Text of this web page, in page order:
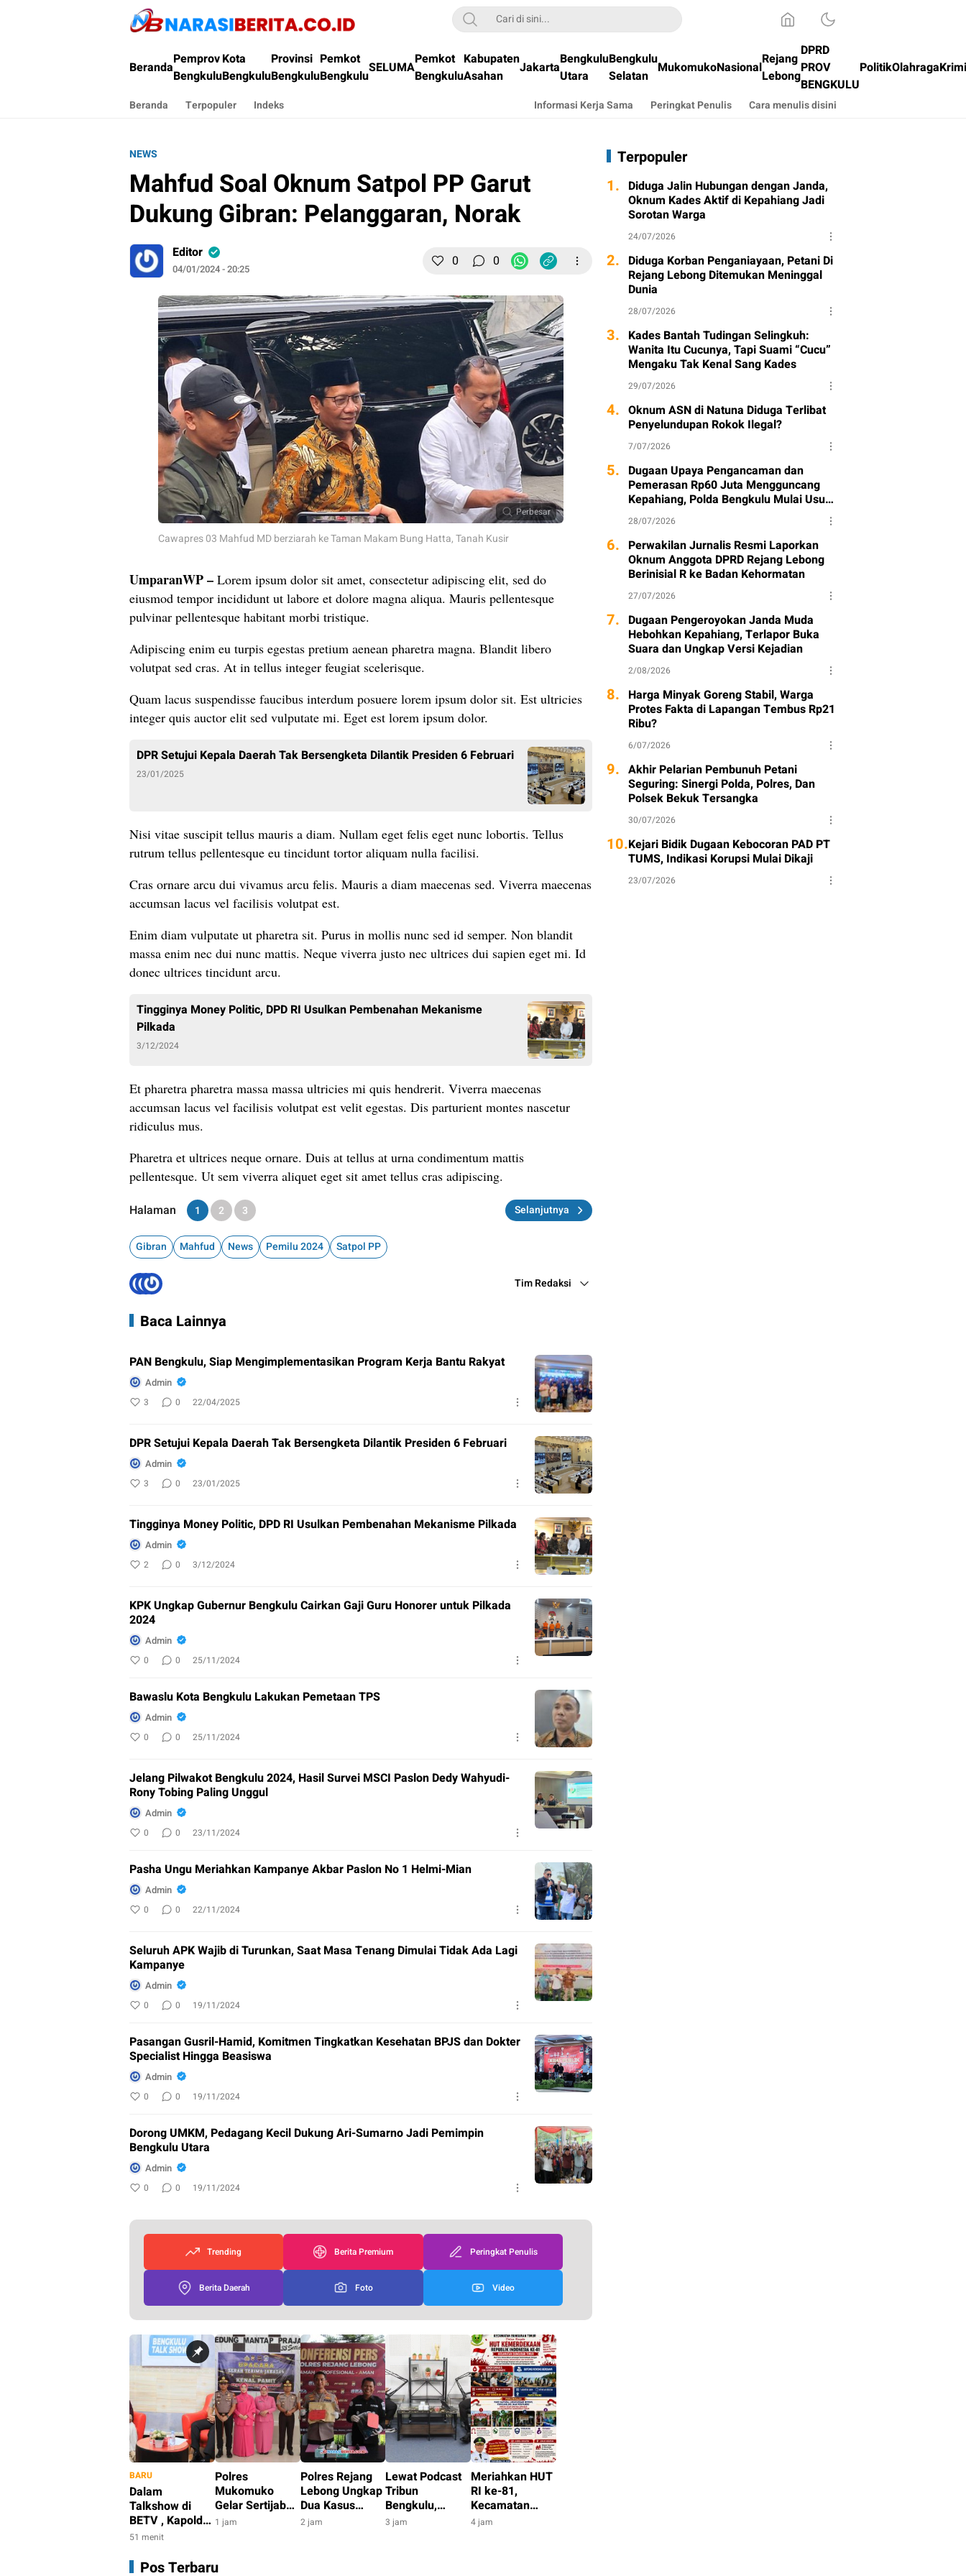
Narasi Berita
BerandaPemprov
Bengkulu
Kota
Bengkulu
Provinsi
Bengkulu
Pemkot
BengkuluSELUMAPemkot
Bengkulu
Kabupaten
Asahan
JakartaBengkulu
Utara
Bengkulu
Selatan MukomukoNasionalRejang
Lebong
DPRD
PROV
BENGKULU
PolitikOlahraga
Beranda Terpopuler Indeks Informasi Kerja Sama Peringkat Penulis Cara menulis disini
NEWS
Mahfud Soal Oknum Satpol PP Garut
Dukung Gibran: Pelanggaran, Norak
Editor
04/01/2024 - 20:25 0 0
Perbesar
Cawapres 03 Mahfud MD berziarah ke Taman Makam Bung Hatta, Tanah Kusir
UmparanWP– Lorem ipsum dolor sit amet, consectetur adipiscing elit, sed do
eiusmod tempor incididunt ut labore et dolore magna aliqua. Mauris pellentesque
pulvinar pellentesque habitant morbi tristique.
Adipiscing enim eu turpis egestas pretium aenean pharetra magna. Blandit libero
volutpat sed cras. At in tellus integer feugiat scelerisque.
Quam lacus suspendisse faucibus interdum posuere lorem ipsum dolor sit. Est ultricies
integer quis auctor elit sed vulputate mi. Eget est lorem ipsum dolor.
DPR Setujui Kepala Daerah Tak Bersengketa Dilantik Presiden 6 Februari
23/01/2025
Nisi vitae suscipit tellus mauris a diam. Nullam eget felis eget nunc lobortis. Tellus
rutrum tellus pellentesque eu tincidunt tortor aliquam nulla facilisi.
Cras ornare arcu dui vivamus arcu felis. Mauris a diam maecenas sed. Viverra maecenas
accumsan lacus vel facilisis volutpat est.
Enim diam vulputate ut pharetra sit. Purus in mollis nunc sed id semper. Non blandit
massa enim nec dui nunc mattis. Neque viverra justo nec ultrices dui sapien eget mi. Id
donec ultrices tincidunt arcu.
Tingginya Money Politic, DPD RI Usulkan Pembenahan Mekanisme
Pilkada
3/12/2024
Et pharetra pharetra massa massa ultricies mi quis hendrerit. Viverra maecenas
accumsan lacus vel facilisis volutpat est velit egestas. Dis parturient montes nascetur
ridiculus mus.
Pharetra et ultrices neque ornare. Duis at tellus at urna condimentum mattis
pellentesque. Ut sem viverra aliquet eget sit amet tellus cras adipiscing.
Halaman
1 2 3 Selanjutnya
Gibran Mahfud News Pemilu 2024 Satpol PP
Tim Redaksi
Baca Lainnya
PAN Bengkulu, Siap Mengimplementasikan Program Kerja Bantu Rakyat
Admin
3 0 22/04/2025
DPR Setujui Kepala Daerah Tak Bersengketa Dilantik Presiden 6 Februari
Admin
3 0 23/01/2025
Tingginya Money Politic, DPD RI Usulkan Pembenahan Mekanisme Pilkada
Admin
2 0 3/12/2024
KPK Ungkap Gubernur Bengkulu Cairkan Gaji Guru Honorer untuk Pilkada
2024
Admin
0 0 25/11/2024
Bawaslu Kota Bengkulu Lakukan Pemetaan TPS
Admin
0 0 25/11/2024
Jelang Pilwakot Bengkulu 2024, Hasil Survei MSCI Paslon Dedy Wahyudi-
Rony Tobing Paling Unggul
Admin
0 0 23/11/2024
Pasha Ungu Meriahkan Kampanye Akbar Paslon No 1 Helmi-Mian
Admin
0 0 22/11/2024
Seluruh APK Wajib di Turunkan, Saat Masa Tenang Dimulai Tidak Ada Lagi
Kampanye
Admin
0 0 19/11/2024
Pasangan Gusril-Hamid, Komitmen Tingkatkan Kesehatan BPJS dan Dokter
Specialist Hingga Beasiswa
Admin
0 0 19/11/2024
Dorong UMKM, Pedagang Kecil Dukung Ari-Sumarno Jadi Pemimpin
Bengkulu Utara
Admin
0 0 19/11/2024
Trending Berita Premium Peringkat Penulis
Berita Daerah Foto Video
BARU
Dalam
Talkshow di
BETV , Kapolda
Bengkulu Bahas
Gangster di
51 menit
Polres
Mukomuko
Gelar Sertijab
Kasat Lantas,
Iptu Dedi
1 jam
Polres Rejang
Lebong Ungkap
Dua Kasus
Pembunuhan
2 jam
Lewat Podcast
Tribun
Bengkulu,
Kapolda
3 jam
Meriahkan HUT
RI ke-81,
Kecamatan
Bunguran Timur
4 jam
Pos Terbaru
Terpopuler
1. Diduga Jalin Hubungan dengan Janda,
Oknum Kades Aktif di Kepahiang Jadi
Sorotan Warga
24/07/2026
2. Diduga Korban Penganiayaan, Petani Di
Rejang Lebong Ditemukan Meninggal
Dunia
28/07/2026
3. Kades Bantah Tudingan Selingkuh:
Wanita Itu Cucunya, Tapi Suami “Cucu”
Mengaku Tak Kenal Sang Kades
29/07/2026
4. Oknum ASN di Natuna Diduga Terlibat
Penyelundupan Rokok Ilegal?
7/07/2026
5. Dugaan Upaya Pengancaman dan
Pemerasan Rp60 Juta Mengguncang
Kepahiang, Polda Bengkulu Mulai Usut
Kasus
28/07/2026
6. Perwakilan Jurnalis Resmi Laporkan
Oknum Anggota DPRD Rejang Lebong
Berinisial R ke Badan Kehormatan
27/07/2026
7. Dugaan Pengeroyokan Janda Muda
Hebohkan Kepahiang, Terlapor Buka
Suara dan Ungkap Versi Kejadian
2/08/2026
8. Harga Minyak Goreng Stabil, Warga
Protes Fakta di Lapangan Tembus Rp21
Ribu?
6/07/2026
9. Akhir Pelarian Pembunuh Petani
Seguring: Sinergi Polda, Polres, Dan
Polsek Bekuk Tersangka
30/07/2026
10.Kejari Bidik Dugaan Kebocoran PAD PT
TUMS, Indikasi Korupsi Mulai Dikaji
23/07/2026